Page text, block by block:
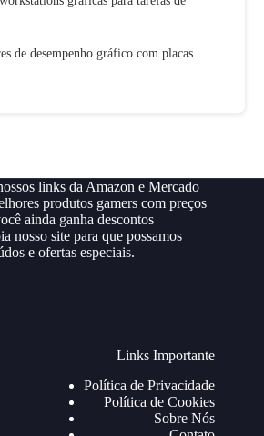
de desempenho gráfico com placas
links da Amazon e Mercado
produtos gamers com preços
ainda ganha descontos
nosso site para que possamos
e ofertas especiais.
Links Importante
Política de Privacidade
Política de Cookies
Sobre Nós